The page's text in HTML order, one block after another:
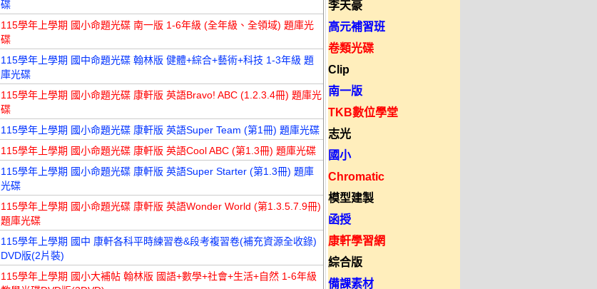
碟
115學年上學期 國小命題光碟 南一版 1-6年級 (全年級、全領域) 題庫光
碟
115學年上學期 國中命題光碟 翰林版 健體+綜合+藝術+科技 1-3年級 題
庫光碟
115學年上學期 國小命題光碟 康軒版 英語Bravo! ABC (1.2.3.4冊) 題庫光
碟
115學年上學期 國小命題光碟 康軒版 英語Super Team (第1冊) 題庫光碟
115學年上學期 國小命題光碟 康軒版 英語Cool ABC (第1.3冊) 題庫光碟
115學年上學期 國小命題光碟 康軒版 英語Super Starter (第1.3冊) 題庫
光碟
115學年上學期 國小命題光碟 康軒版 英語Wonder World (第1.3.5.7.9冊)
題庫光碟
115學年上學期 國中 康軒各科平時練習卷&段考複習卷(補充資源全收錄)
DVD版(2片裝)
115學年上學期 國小大補帖 翰林版 國語+數學+社會+生活+自然 1-6年級
李天豪
高元補習班
卷類光碟
Clip
南一版
TKB數位學堂
志光
國小
Chromatic
模型建製
函授
康軒學習網
綜合版
備課素材